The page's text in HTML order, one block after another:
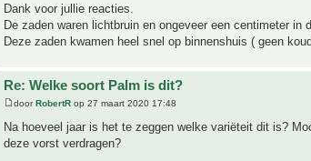
Dank voor jullie reacties.
De zaden waren lichtbruin en ongeveer een centimeter in
Deze zaden kwamen heel snel op binnenshuis ( geen
Re: Welke soort Palm is dit?
doorRobertR op 27 maart 2020 17:48
Na hoeveel jaar is het te zeggen welke variëteit dit is?
deze vorst verdragen?